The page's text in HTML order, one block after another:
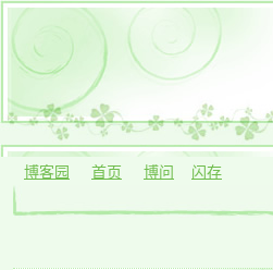
博客园 首页 博问 闪存